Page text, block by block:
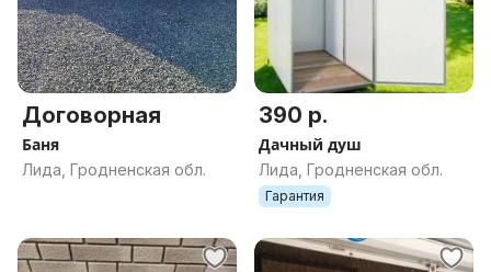
Договорная
Баня
Лида, Гродненская обл.
390 р.
Дачный душ
Лида, Гродненская обл.
Гарантия